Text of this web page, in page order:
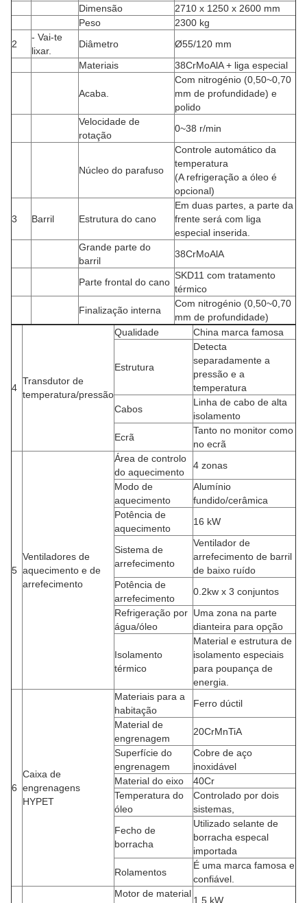
Dimensão
2710 x 1250 x 2600 mm
Peso
2300 kg
2
- Vai-te
lixar.
Diâmetro
Ø55/120 mm
Materiais
38CrMoAlA + liga especial
Acaba.
Com nitrogénio (0,50~0,70
mm de profundidade) e
polido
Velocidade de
rotação
0~38 r/min
Núcleo do parafuso
Controle automático da
temperatura
(A refrigeração a óleo é
opcional)
3 Barril Estrutura do cano
Em duas partes, a parte da
frente será com liga
especial inserida.
Grande parte do
barril
38CrMoAlA
Parte frontal do cano
SKD11 com tratamento
térmico
Finalização interna
Com nitrogénio (0,50~0,70
mm de profundidade)
4
Transdutor de
temperatura/pressão
Qualidade China marca famosa
Estrutura
Detecta
separadamente a
pressão e a
temperatura
Cabos
Linha de cabo de alta
isolamento
Ecrã
Tanto no monitor como
no ecrã
5
Ventiladores de
aquecimento e de
arrefecimento
Área de controlo
do aquecimento
4 zonas
Modo de
aquecimento
Alumínio
fundido/cerâmica
Potência de
aquecimento
16 kW
Sistema de
arrefecimento
Ventilador de
arrefecimento de barril
de baixo ruído
Potência de
arrefecimento
0.2kw x 3 conjuntos
Refrigeração por
água/óleo
Uma zona na parte
dianteira para opção
Isolamento
térmico
Material e estrutura de
isolamento especiais
para poupança de
energia.
6
Caixa de
engrenagens
HYPET
Materiais para a
habitação
Ferro dúctil
Material de
engrenagem
20CrMnTiA
Superfície do
engrenagem
Cobre de aço
inoxidável
Material do eixo
40Cr
Temperatura do
óleo
Controlado por dois
sistemas,
Fecho de
borracha
Utilizado selante de
borracha especal
importada
Rolamentos
É uma marca famosa e
confiável.
Motor de material
1.5 kW